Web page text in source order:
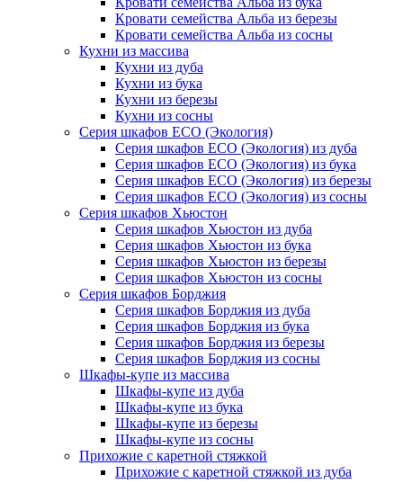
Кровати семейства Альба из березы
Кровати семейства Альба из сосны
Кухни из массива
Кухни из дуба
Кухни из бука
Кухни из березы
Кухни из сосны
Серия шкафов ECO (Экология)
Серия шкафов ECO (Экология) из дуба
Серия шкафов ECO (Экология) из бука
Серия шкафов ECO (Экология) из березы
Серия шкафов ECO (Экология) из сосны
Серия шкафов Хьюстон
Серия шкафов Хьюстон из дуба
Серия шкафов Хьюстон из бука
Серия шкафов Хьюстон из березы
Серия шкафов Хьюстон из сосны
Серия шкафов Борджия
Серия шкафов Борджия из дуба
Серия шкафов Борджия из бука
Серия шкафов Борджия из березы
Серия шкафов Борджия из сосны
Шкафы-купе из массива
Шкафы-купе из дуба
Шкафы-купе из бука
Шкафы-купе из березы
Шкафы-купе из сосны
Прихожие с каретной стяжкой
Прихожие с каретной стяжкой из дуба